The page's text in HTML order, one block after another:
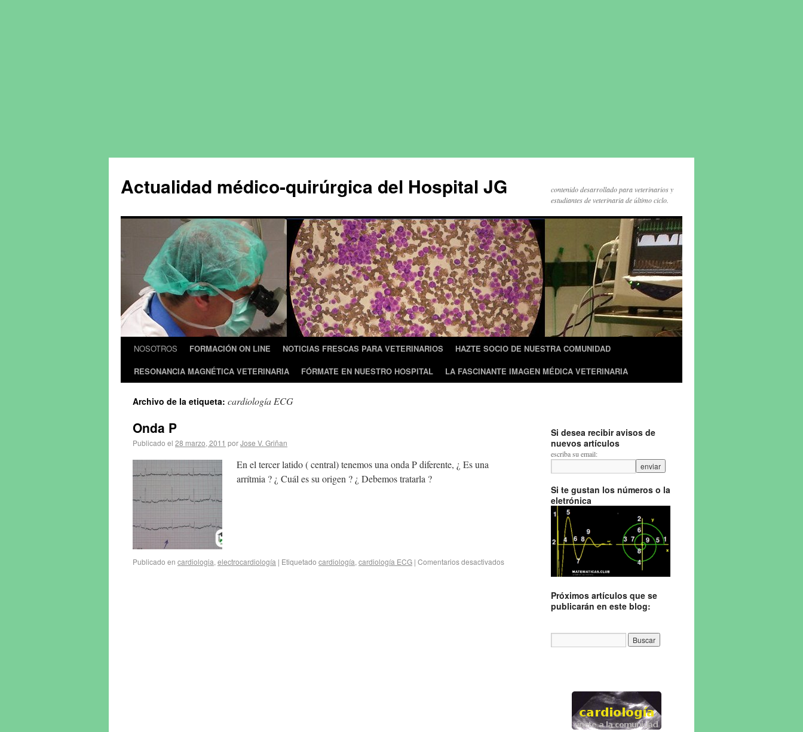
Actualidad médico-quirúrgica del Hospital JG
contenido desarrollado para veterinarios y
estudiantes de veterinaria de último ciclo.
NOSOTROS FORMACIÓN ON LINE NOTICIAS FRESCAS PARA VETERINARIOS
HAZTE SOCIO DE NUESTRA COMUNIDAD
RESONANCIA MAGNÉTICA VETERINARIA
FÓRMATE EN NUESTRO HOSPITAL LA FASCINANTE IMAGEN MÉDICA VETERINARIA
Archivo de la etiqueta: cardiología ECG
Onda P
Publicado el 28 marzo, 2011 porJose V. Griñan
En el tercer latido ( central) tenemos una onda P diferente, ¿ Es una
arrítmia ? ¿ Cuál es su origen ? ¿ Debemos tratarla ?
Publicado en cardiologia, electrocardiología | Etiquetado cardiología, cardiología ECG | Comentarios desactivados
Si desea recibir avisos de
nuevos artículos
escriba su email:
Si te gustan los números o la
eletrónica
Próximos artículos que se
publicarán en este blog: